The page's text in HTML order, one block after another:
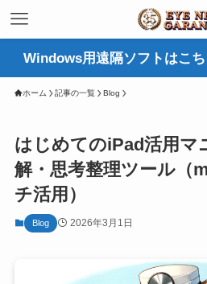
Windows用遠隔ソフトはこ
ホーム 記事の一覧 Blog
はじめてのiPad活用マ
解・思考整理ツール（
チ活用）
Blog 2026年3月1日